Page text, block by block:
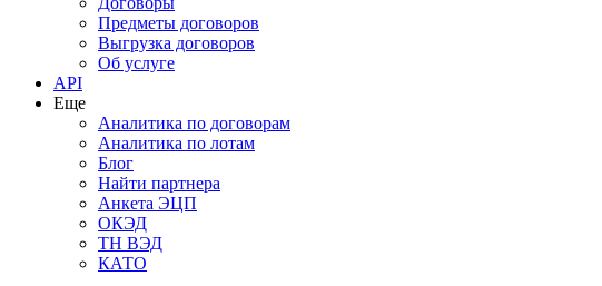
Предметы договоров
Выгрузка договоров
Об услуге
API
Еще
Аналитика по договорам
Аналитика по лотам
Блог
Найти партнера
Анкета ЭЦП
ОКЭД
ТН ВЭД
КАТО